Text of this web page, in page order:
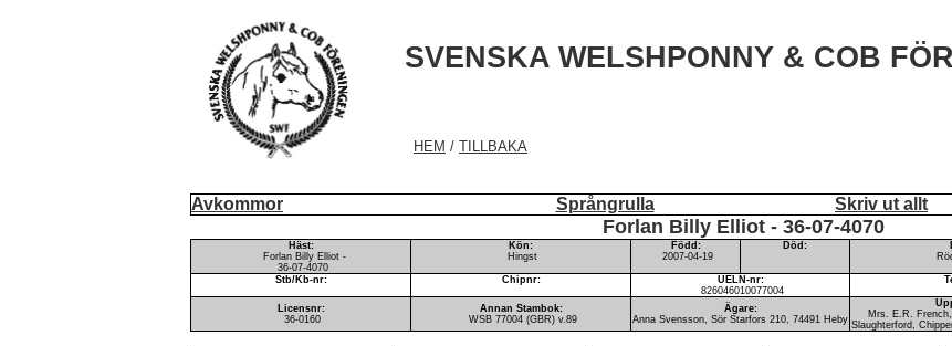
SVENSKA WELSHPONNY & COB
HEM / TILLBAKA
Avkommor Språngrulla Skriv ut allt
Forlan Billy Elliot - 36-07-4070
Häst:
Forlan Billy Elliot -
36-07-4070
Kön:
Hingst
Född:
2007-04-19
Död:
Stb/Kb-nr: Chipnr:
UELN-nr:
826046010077004
Licensnr:
36-0160
Annan Stambok:
WSB 77004 (GBR) v.89
Ägare:
Anna Svensson, Sör Starfors 210, 74491 Heby
Mrs. E.R.
Slaughterford,